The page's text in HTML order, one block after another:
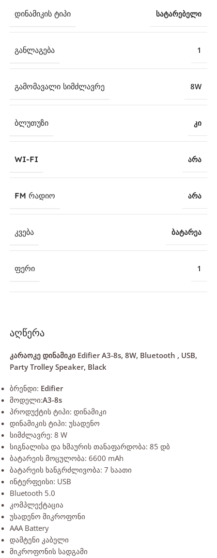
აღწერა
კარაოკე დინამიკი Edifier A3-8s, 8W, Bluetooth , USB,
Party Trolley Speaker, Black
ბრენდი: Edifier
მოდელი:A3-8s
პროდუქტის ტიპი: დინამიკი
დინამიკის ტიპი: უსადენო
სიმძლავრე: 8 W
სიგნალისა და ხმაურის თანაფარდობა: 85 დბ
ბატარეის მოცულობა: 6600 mAh
ბატარეის ხანგრძლივობა: 7 საათი
ინტერფეისი: USB
Bluetooth 5.0
კომპლექტაცია
უსადენო მიკროფონი
AAA Battery
დამტენი კაბელი
მიკროფონის სადგამი
ᲓᲘᲜᲐᲛᲘᲙᲘᲡ ᲢᲘᲞᲘ სატარებელი
ᲒᲐᲜᲚᲐᲒᲔᲑᲐ 1
ᲒᲐᲛᲝᲛᲐᲕᲐᲚᲘ ᲡᲘᲛᲫᲚᲐᲕᲠᲔ 8W
ᲑᲚᲣᲗᲣᲖᲘ კი
WI-FI არა
FM ᲠᲐᲓᲘᲝ არა
ᲙᲕᲔᲑᲐ ბატარეა
ᲤᲔᲠᲘ 1